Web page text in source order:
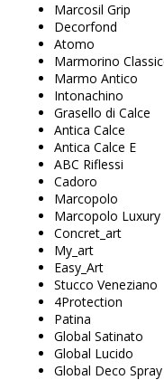
Marcosil Grip
Decorfond
Atomo
Marmorino
Marmo Antico
Intonachino
Grasello di Calce
Antica Calce
Antica Calce E
ABC Riflessi
Cadoro
Marcopolo
Marcopolo Luxury
Concret_art
My_art
Easy_Art
Stucco Veneziano
4Protection
Patina
Global Satinato
Global Lucido
Global Deco Spray